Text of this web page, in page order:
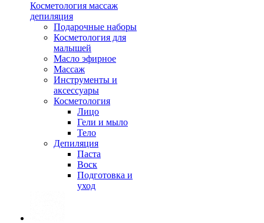
Косметология массаж
депиляция
Подарочные наборы
Косметология для
малышей
Масло эфирное
Массаж
Инструменты и
аксессуары
Косметология
Лицо
Гели и мыло
Тело
Депиляция
Паста
Воск
Подготовка и
уход